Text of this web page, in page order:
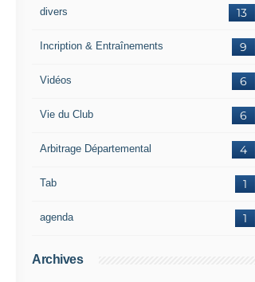
13
divers
9
Incription & Entraînements
6
Vidéos
6
Vie du Club
4
Arbitrage Départemental
1
Tab
1
agenda
Archives